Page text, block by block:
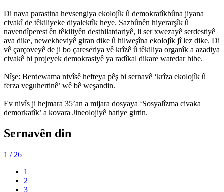
Di nava parastina hevsengiya ekolojîk û demokratîkbûna jiyana
civakî de têkiliyeke diyalektîk heye. Sazbûnên hiyerarşîk û
navendîperest ên têkiliyên desthilatdariyê, li ser xwezayê serdestiyê
ava dike, newekheviyê giran dike û hilweşîna ekolojîk jî lez dike. Di
vê çarçoveyê de ji bo çareseriya vê krîzê û têkiliya organîk a azadiya
civakê bi projeyek demokrasiyê ya radîkal dikare watedar bibe.
Nîşe: Berdewama nivîsê hefteya pêş bi sernavê ‘krîza ekolojîk û
ferza veguhertinê’ wê bê weşandin.
Ev nivîs ji hejmara 35’an a mijara dosyaya ‘Sosyalîzma civaka
demorkatîk’ a kovara Jineolojiyê hatiye girtin.
Sernavên din
1 / 26
1
2
3